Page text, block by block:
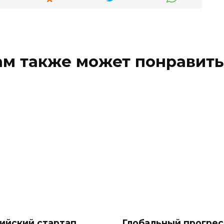
также может